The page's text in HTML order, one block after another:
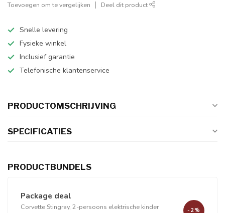
Toevoegen om te vergelijken Deel dit product
Snelle levering
Fysieke winkel
Inclusief garantie
Telefonische klantenservice
PRODUCTOMSCHRIJVING
SPECIFICATIES
PRODUCTBUNDELS
Package deal
Corvette Stingray, 2-persoons elektrische kinder
-2%